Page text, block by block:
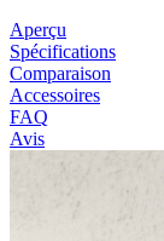
Aperçu
Spécifications
Comparaison
Accessoires
FAQ
Avis